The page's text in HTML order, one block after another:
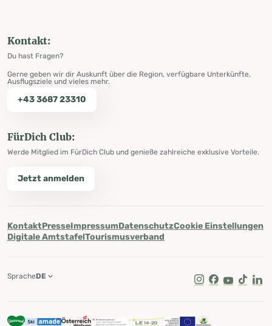
Kontakt:
Du hast Fragen?
Gerne geben wir dir Auskunft über die Region, verfügbare Unterkünfte,
Ausflugsziele und vieles mehr.
+43 3687 23310
FürDich Club:
Werde Mitglied im FürDich Club und genieße zahlreiche exklusive Vorteile.
Jetzt anmelden
KontaktPresseImpressumDatenschutzCookie Einstellungen
Digitale AmtstafelTourismusverband
Instagram
Facebook
Youtube
Tik Tok
SpracheDE